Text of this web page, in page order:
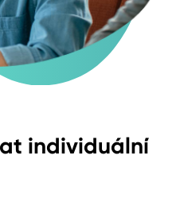
individuální